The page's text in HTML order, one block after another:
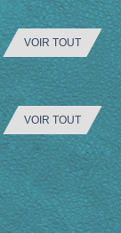
VOIR TOUT
VOIR TOUT